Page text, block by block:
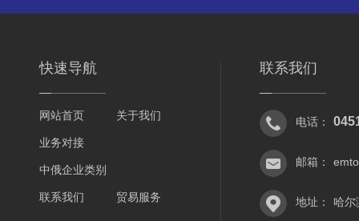
快速导航
网站首页 关于我们
业务对接
中俄企业类别
联系我们 贸易服务
联系我们
电话：
邮箱：
地址： 哈尔